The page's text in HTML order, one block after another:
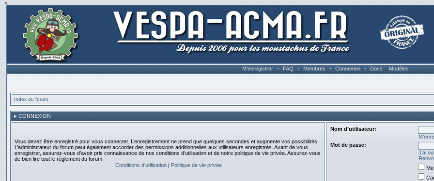
s
M’enregistrer • FAQ • Membres • Connexion • Docs Modèles
Index du forum
CONNEXION
Vous devez être enregistré pour vous connecter. L’enregistrement ne prend que quelques secondes et augmente vos possibilités.
L’administrateur du forum peut également accorder des permissions additionnelles aux utilisateurs enregistrés. Avant de vous
enregistrer, assurez-vous d’avoir pris connaissance de nos conditions d’utilisation et de notre politique de vie privée. Assurez-vous
de bien lire tout le règlement du forum.
Conditions d’utilisation| Politique de vie privée
Nom d’utilisateur:
Mot de passe:
J’ai